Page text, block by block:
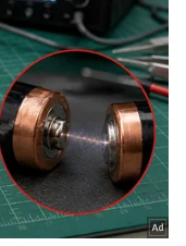
நவீன
அதிமுக
வந்த